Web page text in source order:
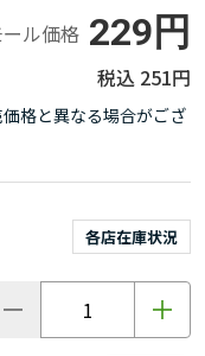
ル価格 229円
251円
格と異なる場合がござ
各店在庫状況